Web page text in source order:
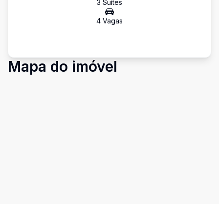
3 Suítes
4 Vagas
Mapa do imóvel